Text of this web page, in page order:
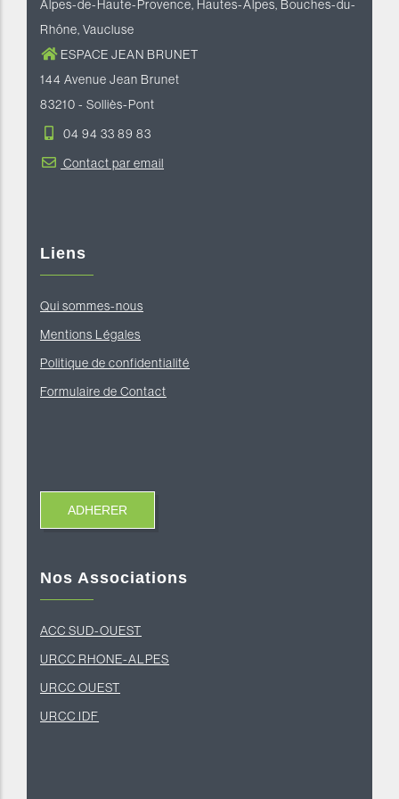
Alpes-de-Haute-Provence, Hautes-Alpes, Bouches-du-
Rhône, Vaucluse
ESPACE JEAN BRUNET
144 Avenue Jean Brunet
83210 - Solliès-Pont
04 94 33 89 83
Contact par email
Liens
Qui sommes-nous
Mentions Légales
Politique de confidentialité
Formulaire de Contact
Nos Associations
ACC SUD-OUEST
URCC RHONE-ALPES
URCC OUEST
URCC IDF